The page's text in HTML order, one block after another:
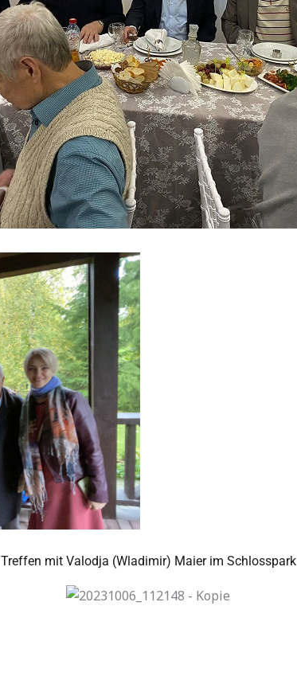
Treffen mit Valodja (Wladimir) Maier im Schlosspark